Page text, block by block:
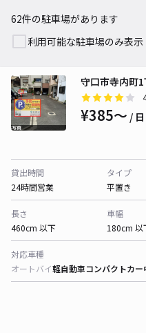
62件の駐車場があります
利用可能な駐車場のみ表示
守口市寺内町
¥385〜 / 日
貸出時間
24時間営業
タイプ
平置き
長さ
460cm 以下
車幅
180cm 以
対応車種
オートバイ軽自動車コンパクトカー